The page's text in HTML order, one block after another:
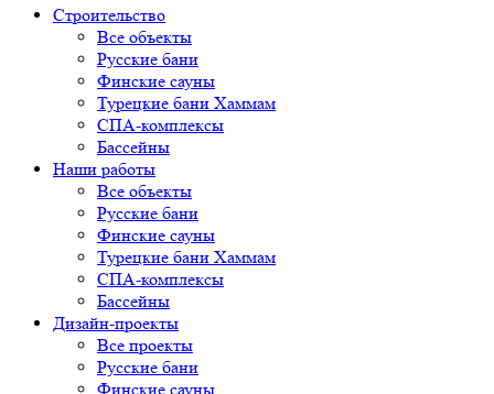
Строительство
Все объекты
Русские бани
Финские сауны
Турецкие бани Хаммам
СПА-комплексы
Бассейны
Наши работы
Все объекты
Русские бани
Финские сауны
Турецкие бани Хаммам
СПА-комплексы
Бассейны
Дизайн-проекты
Все проекты
Русские бани
Финские сауны